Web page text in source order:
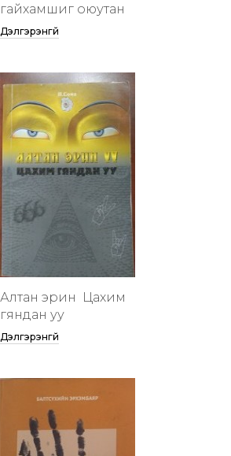
гайхамшиг оюутан
Дэлгэрэнгүй
Алтан эрин үү Цахим
гяндан уу
Дэлгэрэнгүй